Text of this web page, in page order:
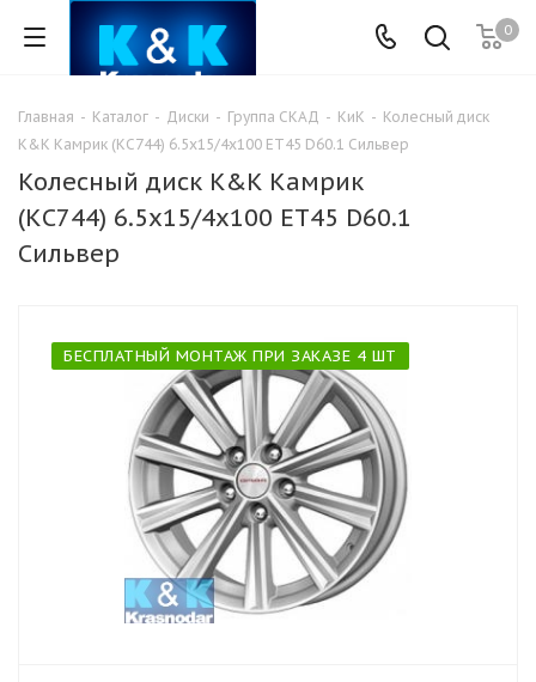
0
Главная - Каталог - Диски - Группа СКАД - КиК - Колесный диск
K&K Камрик (КС744) 6.5x15/4x100 ET45 D60.1 Сильвер
Колесный диск K&K Камрик
(КС744) 6.5x15/4x100 ET45 D60.1
Сильвер
БЕСПЛАТНЫЙ МОНТАЖ ПРИ ЗАКАЗЕ 4 ШТ